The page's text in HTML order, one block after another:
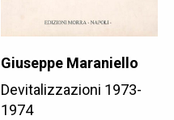
Giuseppe Maraniello
Devitalizzazioni 1973-
1974